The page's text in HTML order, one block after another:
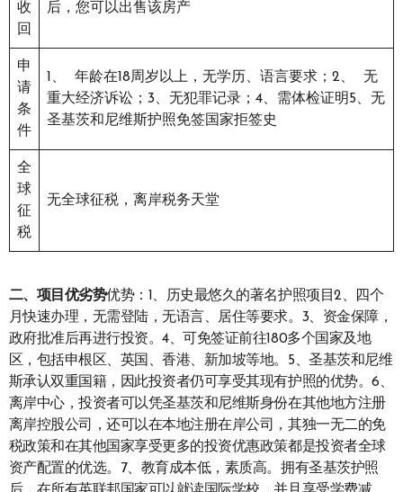
收
回
后，您可以出售该房产
申
请
条
件
1、 年龄在18周岁以上，无学历、语言要求；2、 无
重大经济诉讼；3、无犯罪记录；4、需体检证明5、无
圣基茨和尼维斯护照免签国家拒签史
全
球
征
税
无全球征税，离岸税务天堂
二、项目优劣势优势：1、历史最悠久的著名护照项目2、四个
月快速办理，无需登陆，无语言、居住等要求。3、资金保障，
政府批准后再进行投资。4、可免签证前往180多个国家及地
区，包括申根区、英国、香港、新加坡等地。5、圣基茨和尼维
斯承认双重国籍，因此投资者仍可享受其现有护照的优势。6、
离岸中心，投资者可以凭圣基茨和尼维斯身份在其他地方注册
离岸控股公司，还可以在本地注册在岸公司，其独一无二的免
税政策和在其他国家享受更多的投资优惠政策都是投资者全球
资产配置的优选。7、教育成本低，素质高。拥有圣基茨护照